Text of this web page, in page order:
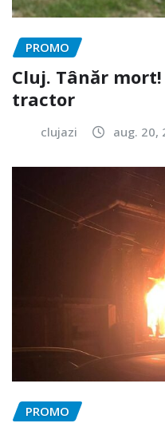
PROMO
Cluj. Tânăr
tractor
clujazi aug. 20,
PROMO